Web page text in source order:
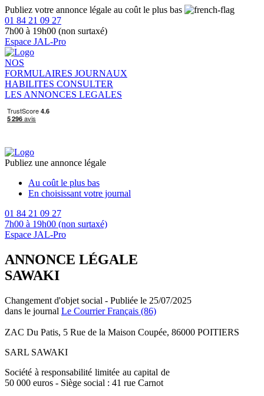
Publiez votre annonce légale au coût le plus bas
01 84 21 09 27
7h00 à 19h00 (non surtaxé)
Espace JAL-Pro
NOS
FORMULAIRES JOURNAUX
HABILITES CONSULTER
LES ANNONCES LEGALES
Publiez une annonce légale
Au coût le plus bas
En choisissant votre journal
01 84 21 09 27
7h00 à 19h00 (non surtaxé)
Espace JAL-Pro
ANNONCE LÉGALE
SAWAKI
Changement d'objet social - Publiée le 25/07/2025
dans le journal Le Courrier Français (86)
ZAC Du Patis, 5 Rue de la Maison Coupée, 86000 POITIERS
SARL SAWAKI
Société à responsabilité limitée au capital de
50 000 euros - Siège social : 41 rue Carnot